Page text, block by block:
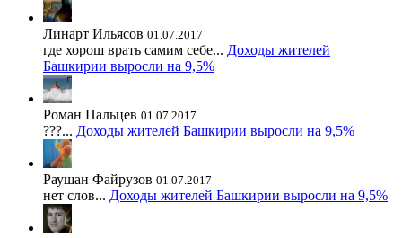
Линарт Ильясов 01.07.2017
где хорош врать самим себе... Доходы жителей
Башкирии выросли на 9,5%
Роман Пальцев 01.07.2017
???... Доходы жителей Башкирии выросли на 9,5%
Раушан Файрузов 01.07.2017
нет слов... Доходы жителей Башкирии выросли на 9,5%